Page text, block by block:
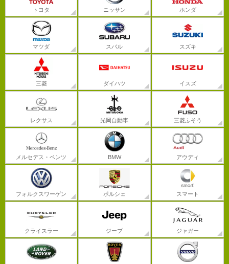
トヨタ ニッサン ホンダ
マツダ スバル スズキ
三菱 ダイハツ イスズ
レクサス 光岡自動車 三菱ふそう
メルセデス・ベンツ BMW アウディ
フォルクスワーゲン ポルシェ スマート
クライスラー ジープ ジャガー